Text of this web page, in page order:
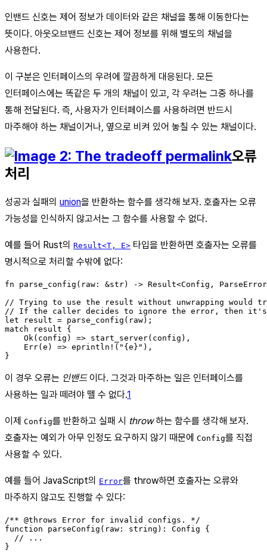
인밴드 신호는 제어 정보가 데이터와 같은 채널을 통해 이동한다는
뜻이다. 아웃오브밴드 신호는 제어 정보를 위해 별도의 채널을
사용한다.
이 구분은 인터페이스의 우려에 깔끔하게 대응된다. 모든
인터페이스에는 똑같은 두 개의 채널이 있고, 각 우려는 그중 하나를
통해 전달된다. 즉, 사용자가 인터페이스를 사용하려면 반드시
마주해야 하는 채널이거나, 옆으로 비켜 있어 놓칠 수 있는 채널이다.
오류
처리
성공과 실패의 union을 반환하는 함수를 생각해 보자. 호출자는 오류
가능성을 인식하지 않고서는 그 함수를 사용할 수 없다.
예를 들어 Rust의 Result<T, E> 타입을 반환하면 호출자는 오류를
명시적으로 처리할 수밖에 없다:
fn parse_config(raw: &str) -> Result<Config,
// Trying to use the result without unwrapping would
// If the caller decides to ignore the error, then
let result = parse_config(raw);
match result {
    Ok(config) => start_server(config),
    Err(e) => eprintln!("{e}"),
이 경우 오류는 인밴드이다. 그것과 마주하는 일은 인터페이스를
사용하는 일과 떼려야 뗄 수 없다.1
이제 Config를 반환하고 실패 시 throw하는 함수를 생각해 보자.
호출자는 예외가 아무 인정도 요구하지 않기 때문에 Config를 직접
사용할 수 있다.
예를 들어 JavaScript의 Error를 throw하면 호출자는 오류와
마주하지 않고도 진행할 수 있다:
/** @throws Error for invalid configs. */
function parseConfig(raw: string): Config {
  // ...
}